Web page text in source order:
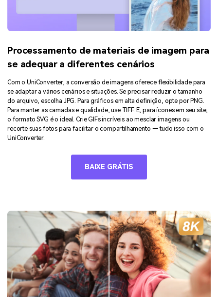
Processamento de materiais de imagem para
se adequar a diferentes cenários
Com o UniConverter, a conversão de imagens oferece flexibilidade para
se adaptar a vários cenários e situações. Se precisar reduzir o tamanho
do arquivo, escolha JPG. Para gráficos em alta definição, opte por PNG.
Para manter as camadas e qualidade, use TIFF. E, para ícones em seu site,
o formato SVG é o ideal. Crie GIFs incríveis ao mesclar imagens ou
recorte suas fotos para facilitar o compartilhamento — tudo isso com o
UniConverter.
BAIXE GRÁTIS